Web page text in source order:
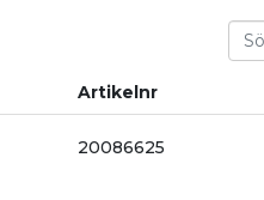
Search
Artikelnr
20086625